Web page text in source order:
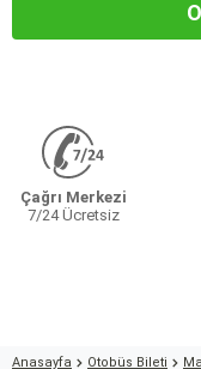
Çağrı Merkezi
7/24 Ücretsiz
Anasayfa Otobüs Bileti